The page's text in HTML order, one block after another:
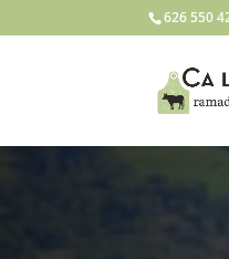
626 550